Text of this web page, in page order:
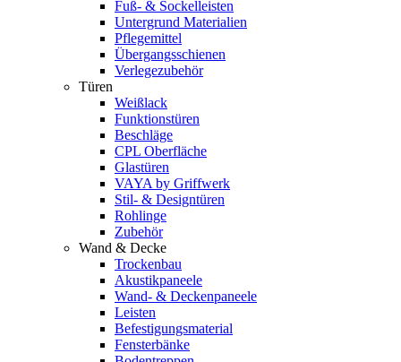
Fuß- & Sockelleisten
Untergrund Materialien
Pflegemittel
Übergangsschienen
Verlegezubehör
Türen
Weißlack
Funktionstüren
Beschläge
CPL Oberfläche
Glastüren
VAYA by Griffwerk
Stil- & Designtüren
Rohlinge
Zubehör
Wand & Decke
Trockenbau
Akustikpaneele
Wand- & Deckenpaneele
Leisten
Befestigungsmaterial
Fensterbänke